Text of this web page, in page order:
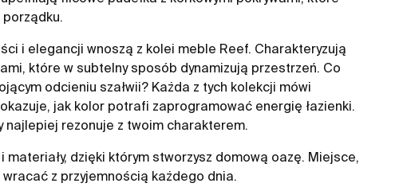
porządku.
i elegancji wnoszą z kolei meble Reef. Charakteryzują
które w subtelny sposób dynamizują przestrzeń. Co
odcieniu szałwii? Każda z tych kolekcji mówi
jak kolor potrafi zaprogramować energię łazienki.
najlepiej rezonuje z twoim charakterem.
materiały, dzięki którym stworzysz domową oazę. Miejsce,
z przyjemnością każdego dnia.